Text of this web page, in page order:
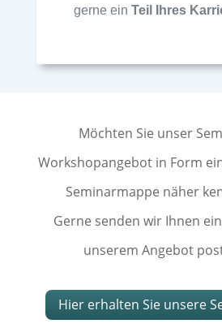
gerne ein Teil Ihres
Möchten Sie unser
Workshopangebot in Form
Seminarmappe näher
Gerne senden wir Ihnen
unserem Angebot
Hier erhalten Sie unsere